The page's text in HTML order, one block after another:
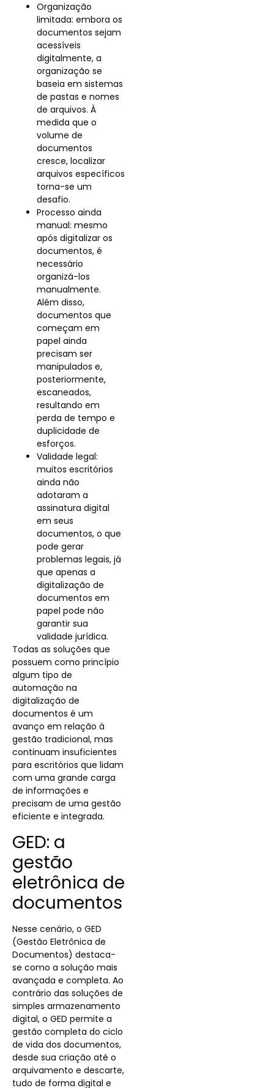
Organização
limitada: embora os
documentos sejam
acessíveis
digitalmente, a
organização se
baseia em sistemas
de pastas e nomes
de arquivos. À
medida que o
volume de
documentos
cresce, localizar
arquivos específicos
torna-se um
desafio.
Processo ainda
manual: mesmo
após digitalizar os
documentos, é
necessário
organizá-los
manualmente.
Além disso,
documentos que
começam em
papel ainda
precisam ser
manipulados e,
posteriormente,
escaneados,
resultando em
perda de tempo e
duplicidade de
esforços.
Validade legal:
muitos escritórios
ainda não
adotaram a
assinatura digital
em seus
documentos, o que
pode gerar
problemas legais, já
que apenas a
digitalização de
documentos em
papel pode não
garantir sua
validade jurídica.
Todas as soluções que
possuem como princípio
algum tipo de
automação na
digitalização de
documentos é um
avanço em relação à
gestão tradicional, mas
continuam insuficientes
para escritórios que lidam
com uma grande carga
de informações e
precisam de uma gestão
eficiente e integrada.
GED: a
gestão
eletrônica de
documentos
Nesse cenário, o GED
(Gestão Eletrônica de
Documentos) destaca-
se como a solução mais
avançada e completa. Ao
contrário das soluções de
simples armazenamento
digital, o GED permite a
gestão completa do ciclo
de vida dos documentos,
desde sua criação até o
arquivamento e descarte,
tudo de forma digital e